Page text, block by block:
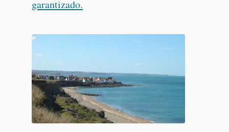
garantizado.